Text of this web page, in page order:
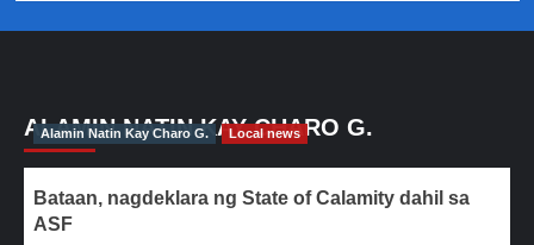
ALAMIN NATIN KAY CHARO G.
Alamin Natin Kay Charo G. Local news
Bataan, nagdeklara ng State of Calamity dahil sa
ASF